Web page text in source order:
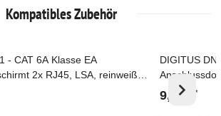
Kompatibles Zubehör
- CAT 6A Klasse EA
2x RJ45, LSA, reinweiß,
Top
DIGITUS
Aufputz,
9,44 € *